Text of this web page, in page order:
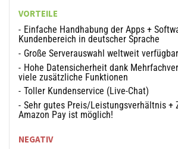
VORTEILE
Einfache Handhabung der Apps +
Kundenbereich in deutscher Sprache
Große Serverauswahl weltweit
Hohe Datensicherheit dank
viele zusätzliche Funktionen
Toller Kundenservice (Live-Chat)
Sehr gutes Preis/Leistungsverhältnis +
Amazon Pay ist möglich!
NEGATIV